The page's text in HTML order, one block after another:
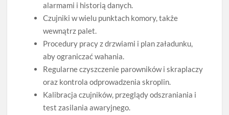
alarmami i historią danych.
Czujniki w wielu punktach komory, także
wewnątrz palet.
Procedury pracy z drzwiami i plan załadunku,
aby ograniczać wahania.
Regularne czyszczenie parowników i skraplaczy
oraz kontrola odprowadzenia skroplin.
Kalibracja czujników, przeglądy odszraniania i
test zasilania awaryjnego.